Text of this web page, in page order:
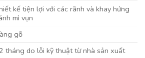
kế tiện lợi với các rãnh và khay hứng
mì vụn
gỗ
tháng do lỗi kỹ thuật từ nhà sản xuất